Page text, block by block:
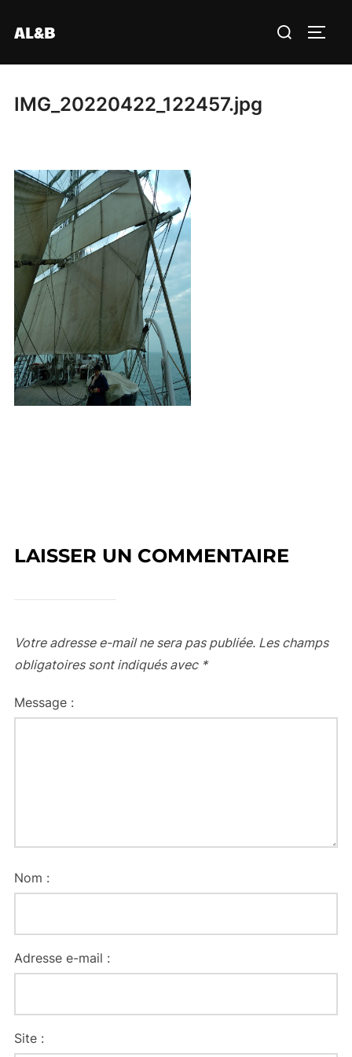
AL&B Rechercher :
IMG_20220422_122457.jpg
LAISSER UN COMMENTAIRE
Votre adresse e-mail ne sera pas publiée. Les champs
obligatoires sont indiqués avec *
Message :
Nom :
Adresse e-mail :
Site :